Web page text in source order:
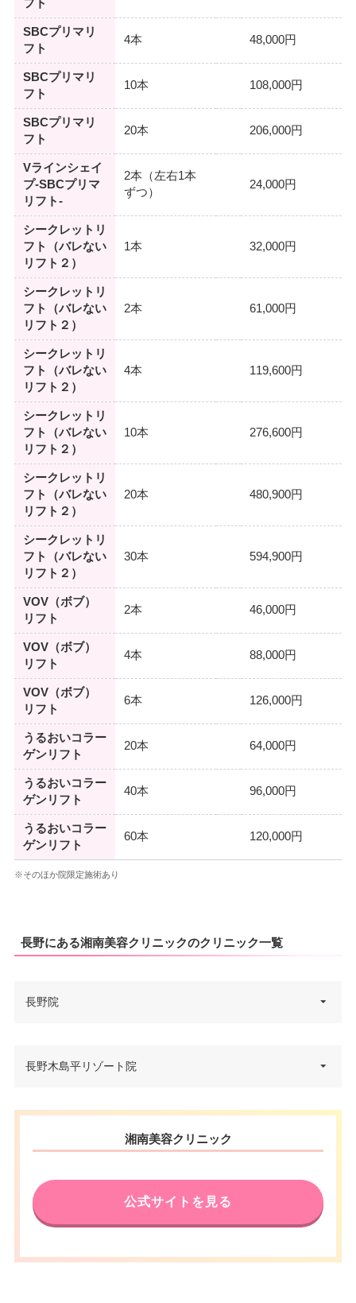
フト
SBCプリマリ
フト
4本 48,000円
SBCプリマリ
フト
10本 108,000円
SBCプリマリ
フト
20本 206,000円
Vラインシェイ
プ-SBCプリマ
リフト-
2本（左右1本
ずつ）
24,000円
シークレットリ
フト（バレない
リフト２）
1本 32,000円
シークレットリ
フト（バレない
リフト２）
2本 61,000円
シークレットリ
フト（バレない
リフト２）
4本 119,600円
シークレットリ
フト（バレない
リフト２）
10本 276,600円
シークレットリ
フト（バレない
リフト２）
20本 480,900円
シークレットリ
フト（バレない
リフト２）
30本 594,900円
VOV（ボブ）
リフト
2本 46,000円
VOV（ボブ）
リフト
4本 88,000円
VOV（ボブ）
リフト
6本 126,000円
うるおいコラー
ゲンリフト
20本 64,000円
うるおいコラー
ゲンリフト
40本 96,000円
うるおいコラー
ゲンリフト
60本 120,000円
※そのほか院限定施術あり
長野にある湘南美容クリニックのクリニック一覧
長野院
住所
電話番号 0120-966-677
アクセス JR長野駅（善光寺口）直結
VISA/Master/JCB/American Ex
長野木島平リゾート院
住所
長野県下高井郡木島平村大字上
木島3878番地2パノラマランド木
0120-808-687
アクセス JR飯山駅 車35分
休診日 火曜日・水曜日
湘南美容クリニック
公式サイトを見る